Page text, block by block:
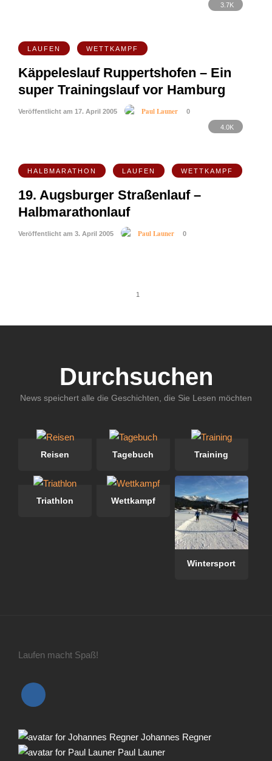
3.7K
LAUFEN WETTKAMPF
Käppeleslauf Ruppertshofen – Ein
super Trainingslauf vor Hamburg
Veröffentlicht am 17. April 2005 Paul Launer 0
4.0K
HALBMARATHON LAUFEN WETTKAMPF
19. Augsburger Straßenlauf –
Halbmarathonlauf
Veröffentlicht am 3. April 2005 Paul Launer 0
1
Durchsuchen
News speichert alle die Geschichten, die Sie Lesen möchten
Reisen Tagebuch Training
Triathlon Wettkampf
Wintersport
Laufen macht Spaß!
Johannes Regner
Paul Launer